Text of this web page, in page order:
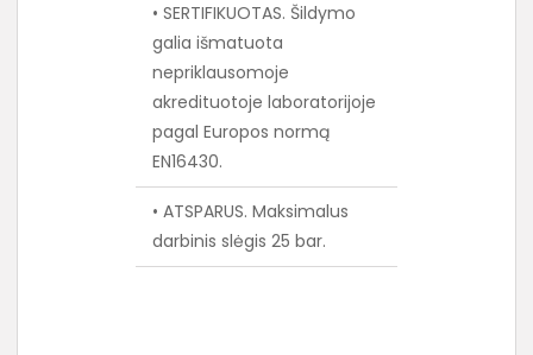
• SERTIFIKUOTAS. Šildymo
galia išmatuota
nepriklausomoje
akredituotoje laboratorijoje
pagal Europos normą
EN16430.
• ATSPARUS. Maksimalus
darbinis slėgis 25 bar.